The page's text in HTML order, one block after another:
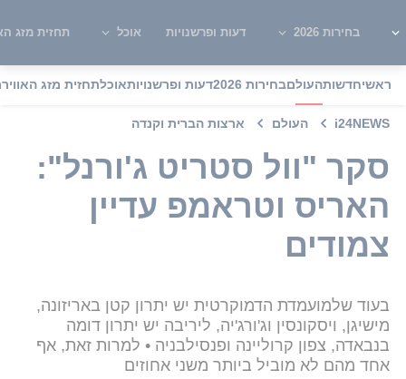
בחירות 2026 דעות ופרשנויות אוכל תחזית מזג
ראשיחדשותהעולםבחירות 2026 דעות ופרשנויותאוכלתחזית מזג האוויר
i24NEWS העולם ארצות הברית וקנדה
סקר "וול סטריט ג'ורנל":
האריס וטראמפ עדיין
צמודים
בעוד שלמועמדת הדמוקרטית יש יתרון קטן באריזונה,
מישיגן, ויסקונסין וג'ורג'יה, ליריבה יש יתרון דומה
בנבאדה, צפון קרוליינה ופנסילבניה • למרות זאת, אף
אחד מהם לא מוביל ביותר משני אחוזים